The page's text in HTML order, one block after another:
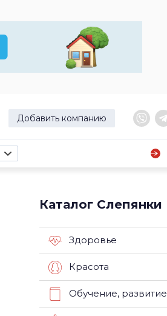
Добавить компанию
Каталог Слепянки
Здоровье
Красота
Обучение, развитие